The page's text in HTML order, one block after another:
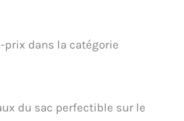
dans la catégorie
du sac perfectible sur le